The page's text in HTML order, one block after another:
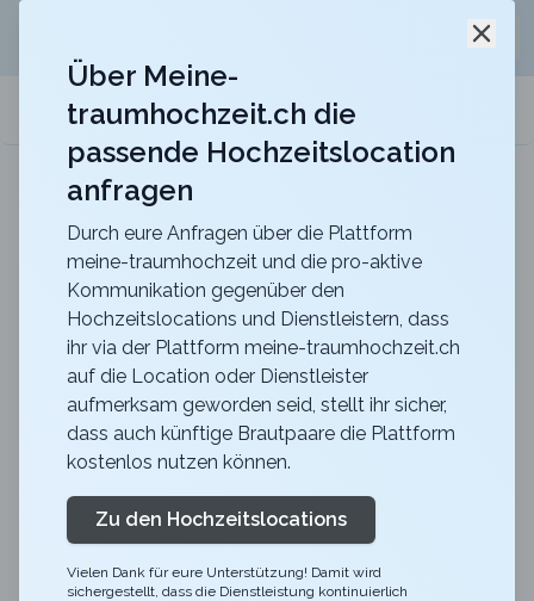
meine-traumhochzeit.ch
Hotel Belvoir Lake View & Spa
Heiraten im Hotel Belvoir mit unvergesslichem Blick
Zurück zur Suche
CERVO Mountain Resort -
Ferdinand Terrasse
4.7
Zeremonie
VS
Das Restaurant Ferdinand ist im Winter unser
schweizerisches Restaurant und im Sommer unsere
Über Meine-
traumhochzeit.ch die
passende Hochzeitslocation
anfragen
Durch eure Anfragen über die Plattform
meine-traumhochzeit und die pro-aktive
Kommunikation gegenüber den
Hochzeitslocations und Dienstleistern, dass
ihr via der Plattform meine-traumhochzeit.ch
auf die Location oder Dienstleister
aufmerksam geworden seid, stellt ihr sicher,
dass auch künftige Brautpaare die Plattform
kostenlos nutzen können.
Zu den Hochzeitslocations
Vielen Dank für eure Unterstützung! Damit wird
sichergestellt, dass die Dienstleistung kontinuierlich